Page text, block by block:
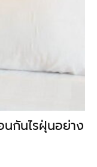
กันไรฝุ่นอย่าง